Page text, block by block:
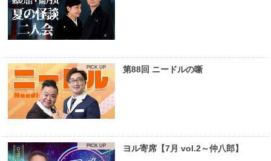
第88回 ニードルの噺
ヨル寄席【7月 vol.2～仲八郎】